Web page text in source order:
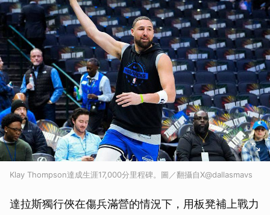
Klay Thompson達成生涯17,000分里程碑。圖／翻攝自X@dallasmavs
達拉斯獨行俠在傷兵滿營的情況下，用板凳補上戰力